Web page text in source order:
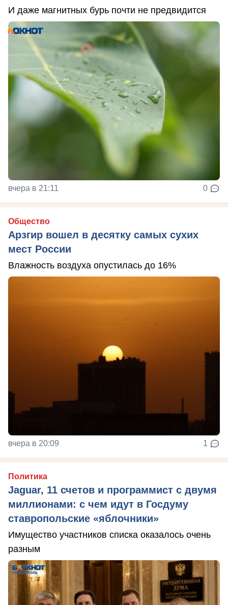
И даже магнитных бурь почти не предвидится
вчера в 21:11 0
Общество
Арзгир вошел в десятку самых сухих
мест России
Влажность воздуха опустилась до 16%
вчера в 20:09 1
Политика
Jaguar, 11 счетов и программист с двумя
миллионами: с чем идут в Госдуму
ставропольские «яблочники»
Имущество участников списка оказалось очень
разным